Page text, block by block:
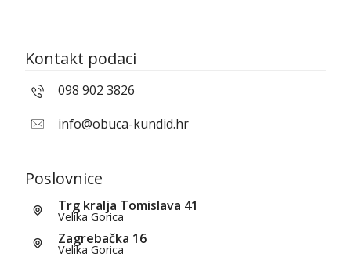
Kontakt podaci
098 902 3826
info@obuca-kundid.hr
Poslovnice
Trg kralja Tomislava 41
Velika Gorica
Zagrebačka 16
Velika Gorica